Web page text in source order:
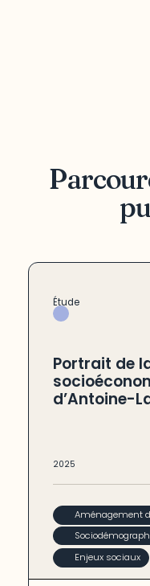
Étude
Portrait de
d’Antoine-
2025
Aménagement
Enjeux sociaux